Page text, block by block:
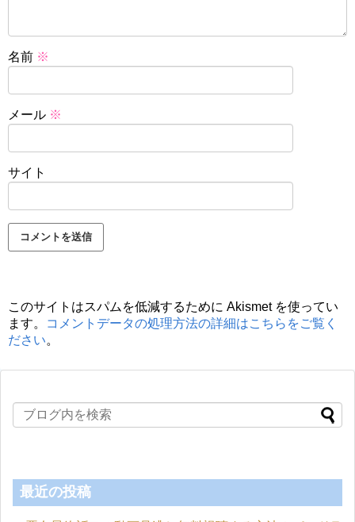
名前 ※
メール ※
サイト
このサイトはスパムを低減するために Akismet を使ってい
ます。
コメントデータの処理方法の詳細はこちらをご覧く
ださい。
最近の投稿